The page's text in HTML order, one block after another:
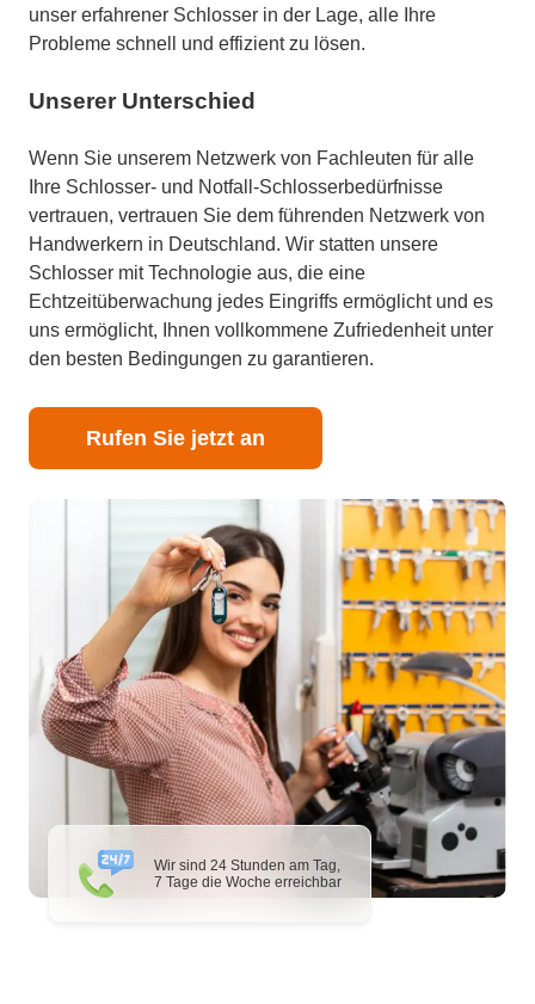
Wir sind 24 Stunden am Tag,
7 Tage die Woche erreichbar
unser erfahrener Schlosser in der Lage, alle Ihre
Probleme schnell und effizient zu lösen.
Unserer Unterschied
Wenn Sie unserem Netzwerk von Fachleuten für alle
Ihre Schlosser- und Notfall-Schlosserbedürfnisse
vertrauen, vertrauen Sie dem führenden Netzwerk von
Handwerkern in Deutschland. Wir statten unsere
Schlosser mit Technologie aus, die eine
Echtzeitüberwachung jedes Eingriffs ermöglicht und es
uns ermöglicht, Ihnen vollkommene Zufriedenheit unter
den besten Bedingungen zu garantieren.
Rufen Sie jetzt an